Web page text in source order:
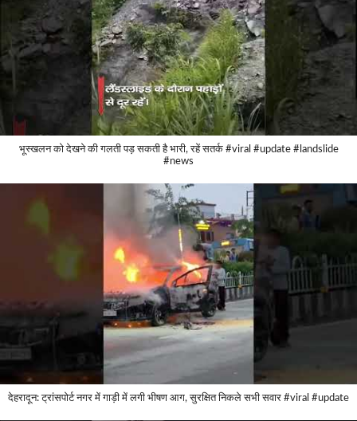
भूस्खलन को देखने की गलती पड़ सकती है भारी, रहें सतर्क #viral #update #landslide
#news
देहरादून: ट्रांसपोर्ट नगर में गाड़ी में लगी भीषण आग, सुरक्षित निकले सभी सवार #viral #update